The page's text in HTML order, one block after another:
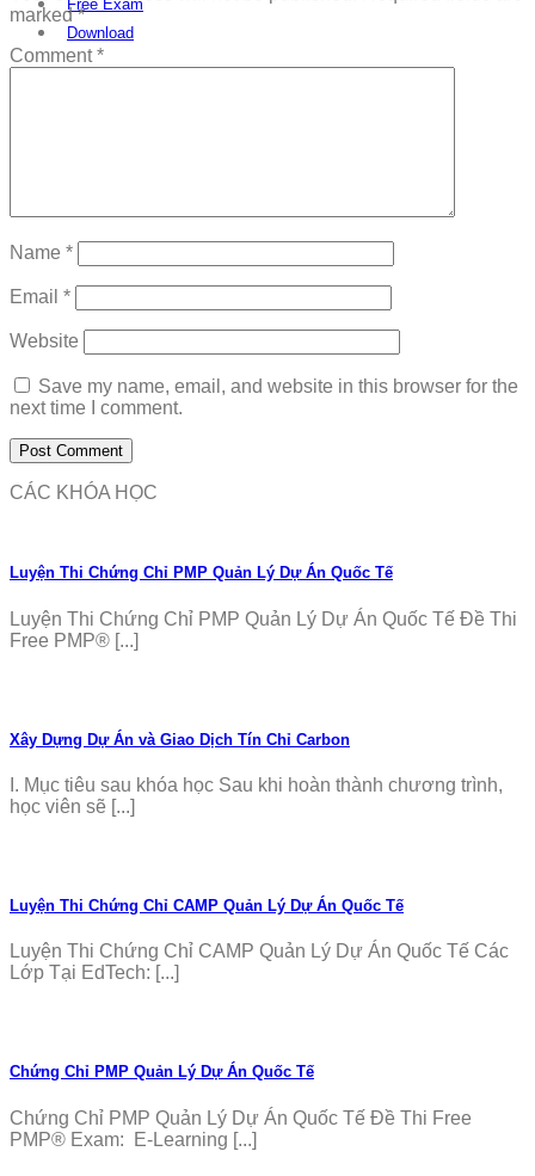
Free Exam
Download
marked*
Comment*
Name *
Email *
Website
Save my name, email, and website in this browser for the
next time I comment.
CÁC KHÓA HỌC
Luyện Thi Chứng Chỉ PMP Quản Lý Dự Án Quốc Tế
Luyện Thi Chứng Chỉ PMP Quản Lý Dự Án Quốc Tế Đề Thi
Free PMP® [...]
Xây Dựng Dự Án và Giao Dịch Tín Chỉ Carbon
I. Mục tiêu sau khóa học Sau khi hoàn thành chương trình,
học viên sẽ [...]
Luyện Thi Chứng Chỉ CAMP Quản Lý Dự Án Quốc Tế
Luyện Thi Chứng Chỉ CAMP Quản Lý Dự Án Quốc Tế Các
Lớp Tại EdTech: [...]
Chứng Chỉ PMP Quản Lý Dự Án Quốc Tế
Chứng Chỉ PMP Quản Lý Dự Án Quốc Tế Đề Thi Free
PMP® Exam: E-Learning [...]